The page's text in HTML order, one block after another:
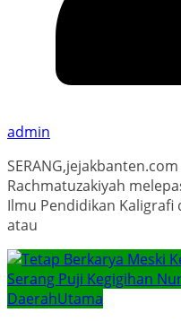
admin
Rachmatuzakiyah
Ilmu Pendidikan Kaligrafi
atau
DaerahUtama